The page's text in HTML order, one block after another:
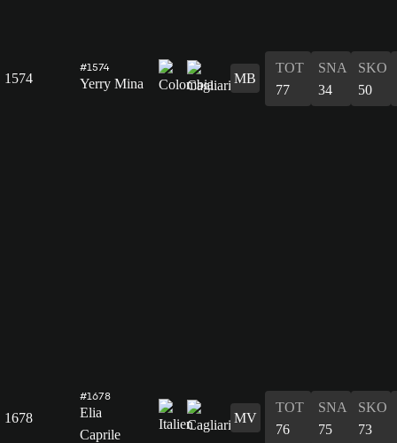
1574
#1574
Yerry Mina MB
TOT
77
SNA
34
SKO
50
1678
#1678
Elia
Caprile
MV
TOT
76
SNA
75
SKO
73